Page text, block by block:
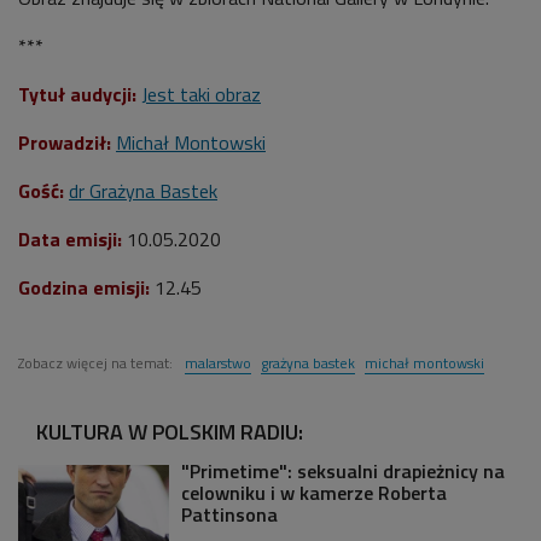
***
Tytuł audycji: Jest taki obraz
Prowadził: Michał Montowski
Gość: dr Grażyna Bastek
Data emisji: 10.05.2020
Godzina emisji: 12.45
Zobacz więcej na temat: malarstwo grażyna bastek michał montowski
KULTURA W POLSKIM RADIU:
"Primetime": seksualni drapieżnicy na
celowniku i w kamerze Roberta
Pattinsona